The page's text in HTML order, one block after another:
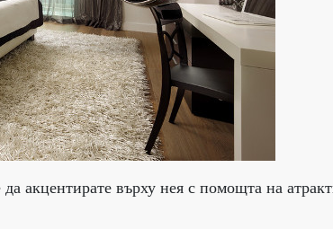
акцентирате върху нея с помощта на